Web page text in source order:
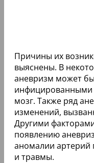
Причины их
выяснены. В
аневризм может
мозг. Также ряд
изменений,
Другими
появлению
аномалии артерий
и травмы.